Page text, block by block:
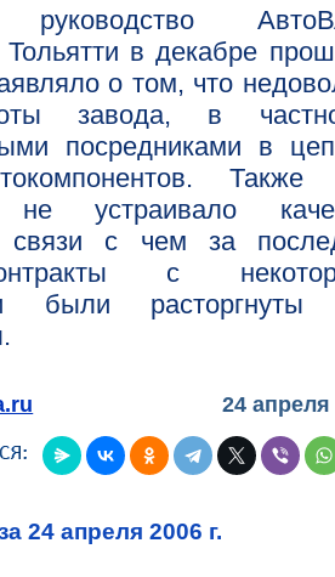
в декабре
о том, что
завода, в
посредниками в
Также
не устраивало
связи с чем за
с
были расторгнуты
24 апреля
24 апреля 2006 г.